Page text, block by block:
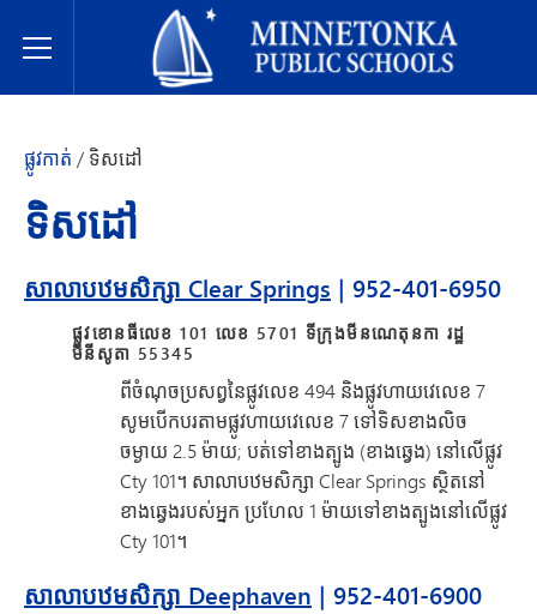
Toggle Menu
សាលារៀនសាធារណៈ Minnetonka
ផ្លូវកាត់ / ទិសដៅ
ទិសដៅ
សាលាបឋមសិក្សា Clear Springs | 952-401-6950
ផ្លូវខោនធីលេខ 101 លេខ 5701 ទីក្រុងមីនណេតុនកា រដ្ឋ
មីនីសូតា 55345
ពីចំណុចប្រសព្វនៃផ្លូវលេខ 494 និងផ្លូវហាយវេលេខ 7
សូមបើកបរតាមផ្លូវហាយវេលេខ 7 ទៅទិសខាងលិច
ចម្ងាយ 2.5 ម៉ាយ; បត់ទៅខាងត្បូង (ខាងឆ្វេង) នៅលើផ្លូវ
Cty 101។ សាលាបឋមសិក្សា Clear Springs ស្ថិតនៅ
ខាងឆ្វេងរបស់អ្នក ប្រហែល 1 ម៉ាយទៅខាងត្បូងនៅលើផ្លូវ
Cty 101។
សាលាបឋមសិក្សា Deephaven | 952-401-6900